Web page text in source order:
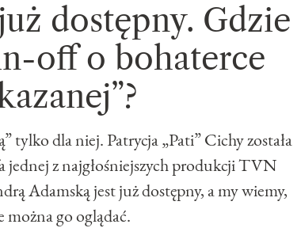
dostępny. Gdzie
off o bohaterce
tylko dla niej. Patrycja „Pati” Cichy została
jednej z najgłośniejszych produkcji TVN
Adamską jest już dostępny, a my wiemy,
można go oglądać.